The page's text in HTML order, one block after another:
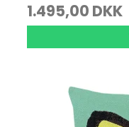
1.495,00 DKK